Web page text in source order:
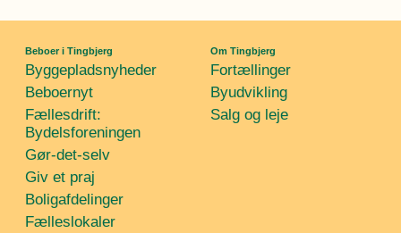
Beboer i Tingbjerg
Byggepladsnyheder
Beboernyt
Fællesdrift:
Bydelsforeningen
Gør-det-selv
Giv et praj
Boligafdelinger
Fælleslokaler
Om Tingbjerg
Fortællinger
Byudvikling
Salg og leje